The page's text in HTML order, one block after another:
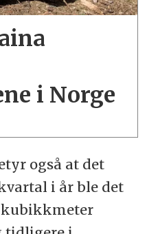
i Norge
også at det
i år ble det